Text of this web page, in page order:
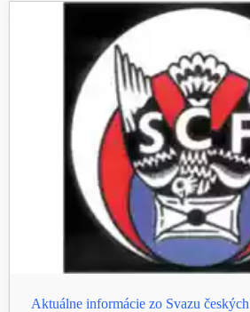
Aktuálne informácie zo Svazu